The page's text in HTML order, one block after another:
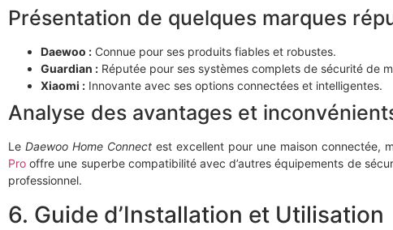
Présentation de quelques marques
Daewoo : Connue pour ses produits fiables et robustes.
Guardian : Réputée pour ses systèmes complets de sécurité de
Xiaomi : Innovante avec ses options connectées et intelligentes.
Analyse des avantages et
Le Daewoo Home Connectest excellent pour une maison connectée,
Pro offre une superbe compatibilité avec d’autres équipements de
professionnel.
6. Guide d’Installation et Utilisation